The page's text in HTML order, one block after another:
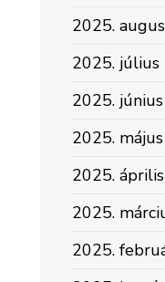
2025.
2025. július
2025. június
2025. május
2025. április
2025.
2025.